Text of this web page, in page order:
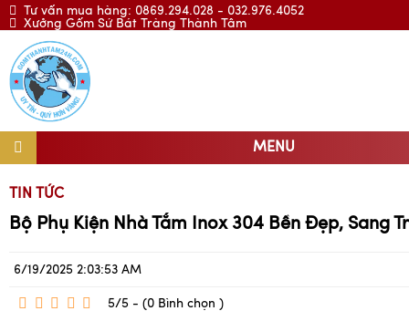
Tư vấn mua hàng: 0869.294.028 - 032.976.4052
Xưởng Gốm Sứ Bát Tràng Thành Tâm
MENU
TIN TỨC
Bộ Phụ Kiện Nhà Tắm Inox 304 Bền Đẹp, Sang
6/19/2025 2:03:53 AM
5/5 - (0 Bình chọn )